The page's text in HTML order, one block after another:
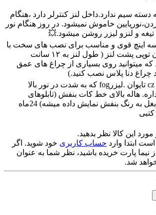
دسته سیم ندارد.داخل لنز کنترلر دارد ‌‌،هنگام
زدن،نورپایین خاموش نمیشود. در روز هنگام نور
تیغه و لنزو لیزر روشن میشود.💥
اینچ قوی و مناسب برای نصب های سخت با
باز کردن توپی پشت لنز ( طول لنز به ۱۲ سانت
میتوانید روی بسیاری از چراغ های عمق
چراغ دنا پلاس نصب کنید.)
چیپ ها cz تایوان ‌‌.لیزرfog که به شدت در نور بالا
هاله بالای خط کات بنفش (تابلوهای
شبرنگ بغل به رنگ بنفش نمایش داده میشه) 24ماه
این کالا نظر بدهید.
ابتدا وارد حساب کاربری خود شوید. اگر
نیما پارت خریده باشید، نظر شما به عنوان
شد.